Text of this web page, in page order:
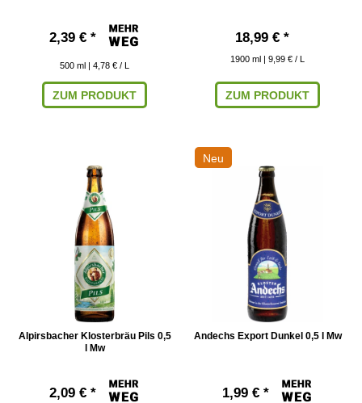
2,39 € *
500 ml | 4,78 € / L
ZUM PRODUKT
18,99 € *
1900 ml | 9,99 € / L
ZUM PRODUKT
Alpirsbacher Klosterbräu Pils 0,5
l Mw
2,09 € *
Neu
Andechs Export Dunkel 0,5 l Mw
1,99 € *